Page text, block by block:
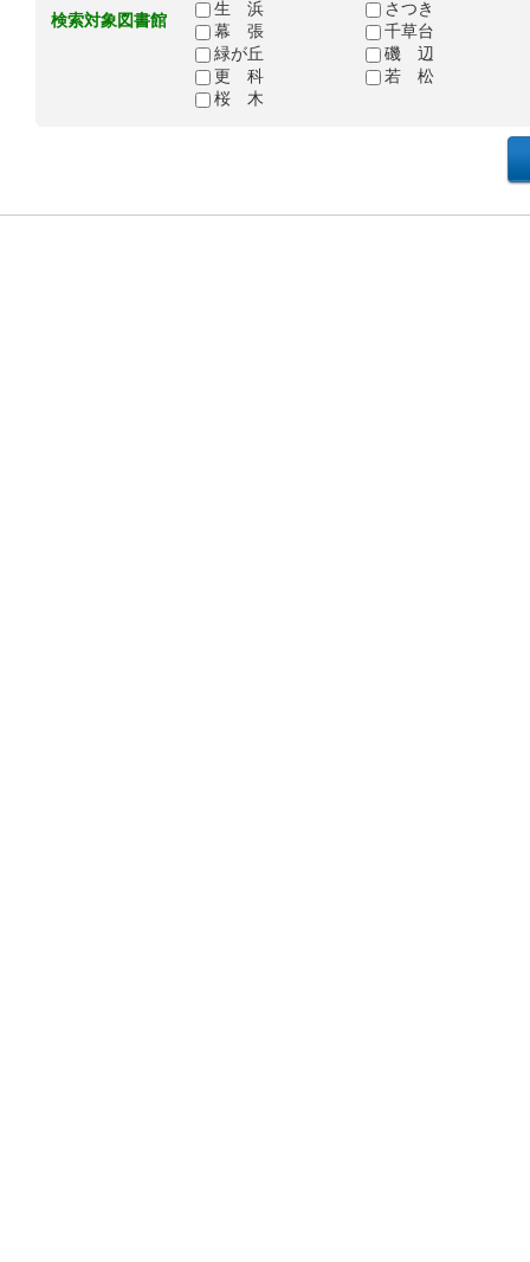
検索対象図書館
生 浜
さつき
幕 張
千草台
緑が丘
磯 辺
更 科
若 松
桜 木